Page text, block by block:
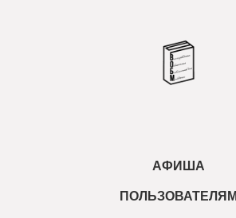
АФИША
ПОЛЬЗОВАТЕЛЯМ